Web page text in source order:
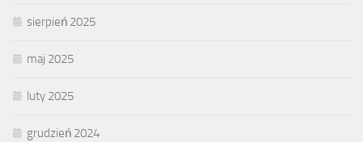
sierpień 2025
maj 2025
luty 2025
grudzień 2024